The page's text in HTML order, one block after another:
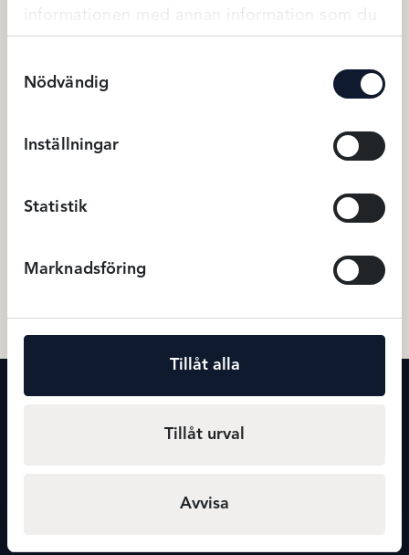
informationen med annan information som du
har tillhandahållit eller som de har samlat in
Nödvändig
Inställningar
Statistik
Marknadsföring
Tillåt alla
Tillåt urval
Avvisa
Capri Collection Klänning
599
KONTAKT